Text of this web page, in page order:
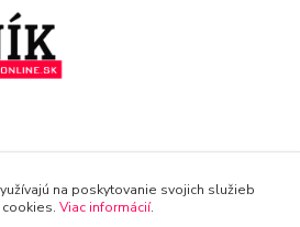
000na poskytovanie svojich služieb
Viac informácií.